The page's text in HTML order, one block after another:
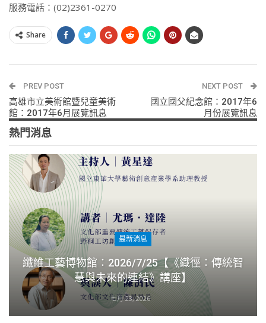
服務電話：(02)2361-0270
Share
PREV POST
高雄市立美術館暨兒童美術
館：2017年6月展覽訊息
NEXT POST
國立國父紀念館：2017年6
月份展覽訊息
熱門消息
最新消息
纖維工藝博物館：2026/7/25【《織徑：傳統智
慧與未來的連結》講座】
七月 23, 2026